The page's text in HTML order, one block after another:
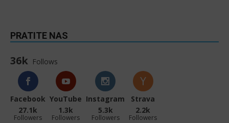
PRATITE NAS
36k Follows
Facebook
27.1k
Followers
YouTube
1.3k
Followers
Instagram
5.3k
Followers
Strava
2.2k
Followers